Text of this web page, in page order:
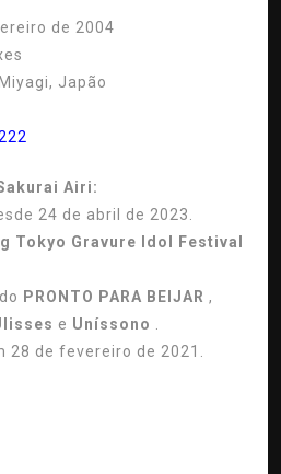
de 2004
Miyagi, Japão
Airi:
24 de abril de 2023.
Tokyo Gravure Idol Festival
PRONTO PARA BEIJAR ,
e Uníssono .
28 de fevereiro de 2021.